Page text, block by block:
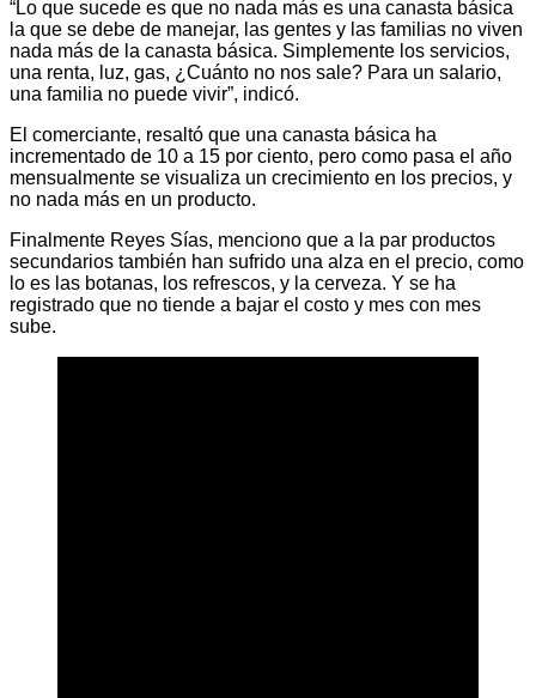
“Lo que sucede es que no nada más es una canasta básica
la que se debe de manejar, las gentes y las familias no viven
nada más de la canasta básica. Simplemente los servicios,
una renta, luz, gas, ¿Cuánto no nos sale? Para un salario,
una familia no puede vivir”, indicó.
El comerciante, resaltó que una canasta básica ha
incrementado de 10 a 15 por ciento, pero como pasa el año
mensualmente se visualiza un crecimiento en los precios, y
no nada más en un producto.
Finalmente Reyes Sías, menciono que a la par productos
secundarios también han sufrido una alza en el precio, como
lo es las botanas, los refrescos, y la cerveza. Y se ha
registrado que no tiende a bajar el costo y mes con mes
sube.